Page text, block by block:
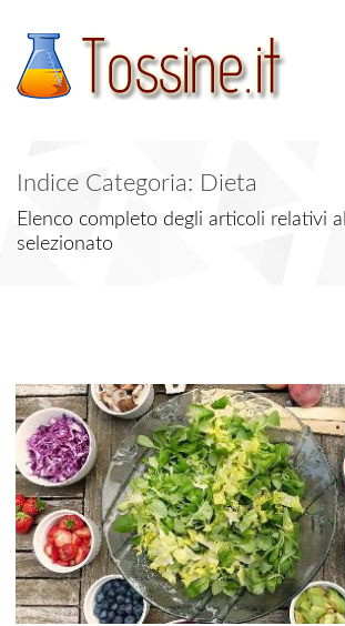
Indice Categoria: Dieta
Elenco completo degli articoli relativi
selezionato